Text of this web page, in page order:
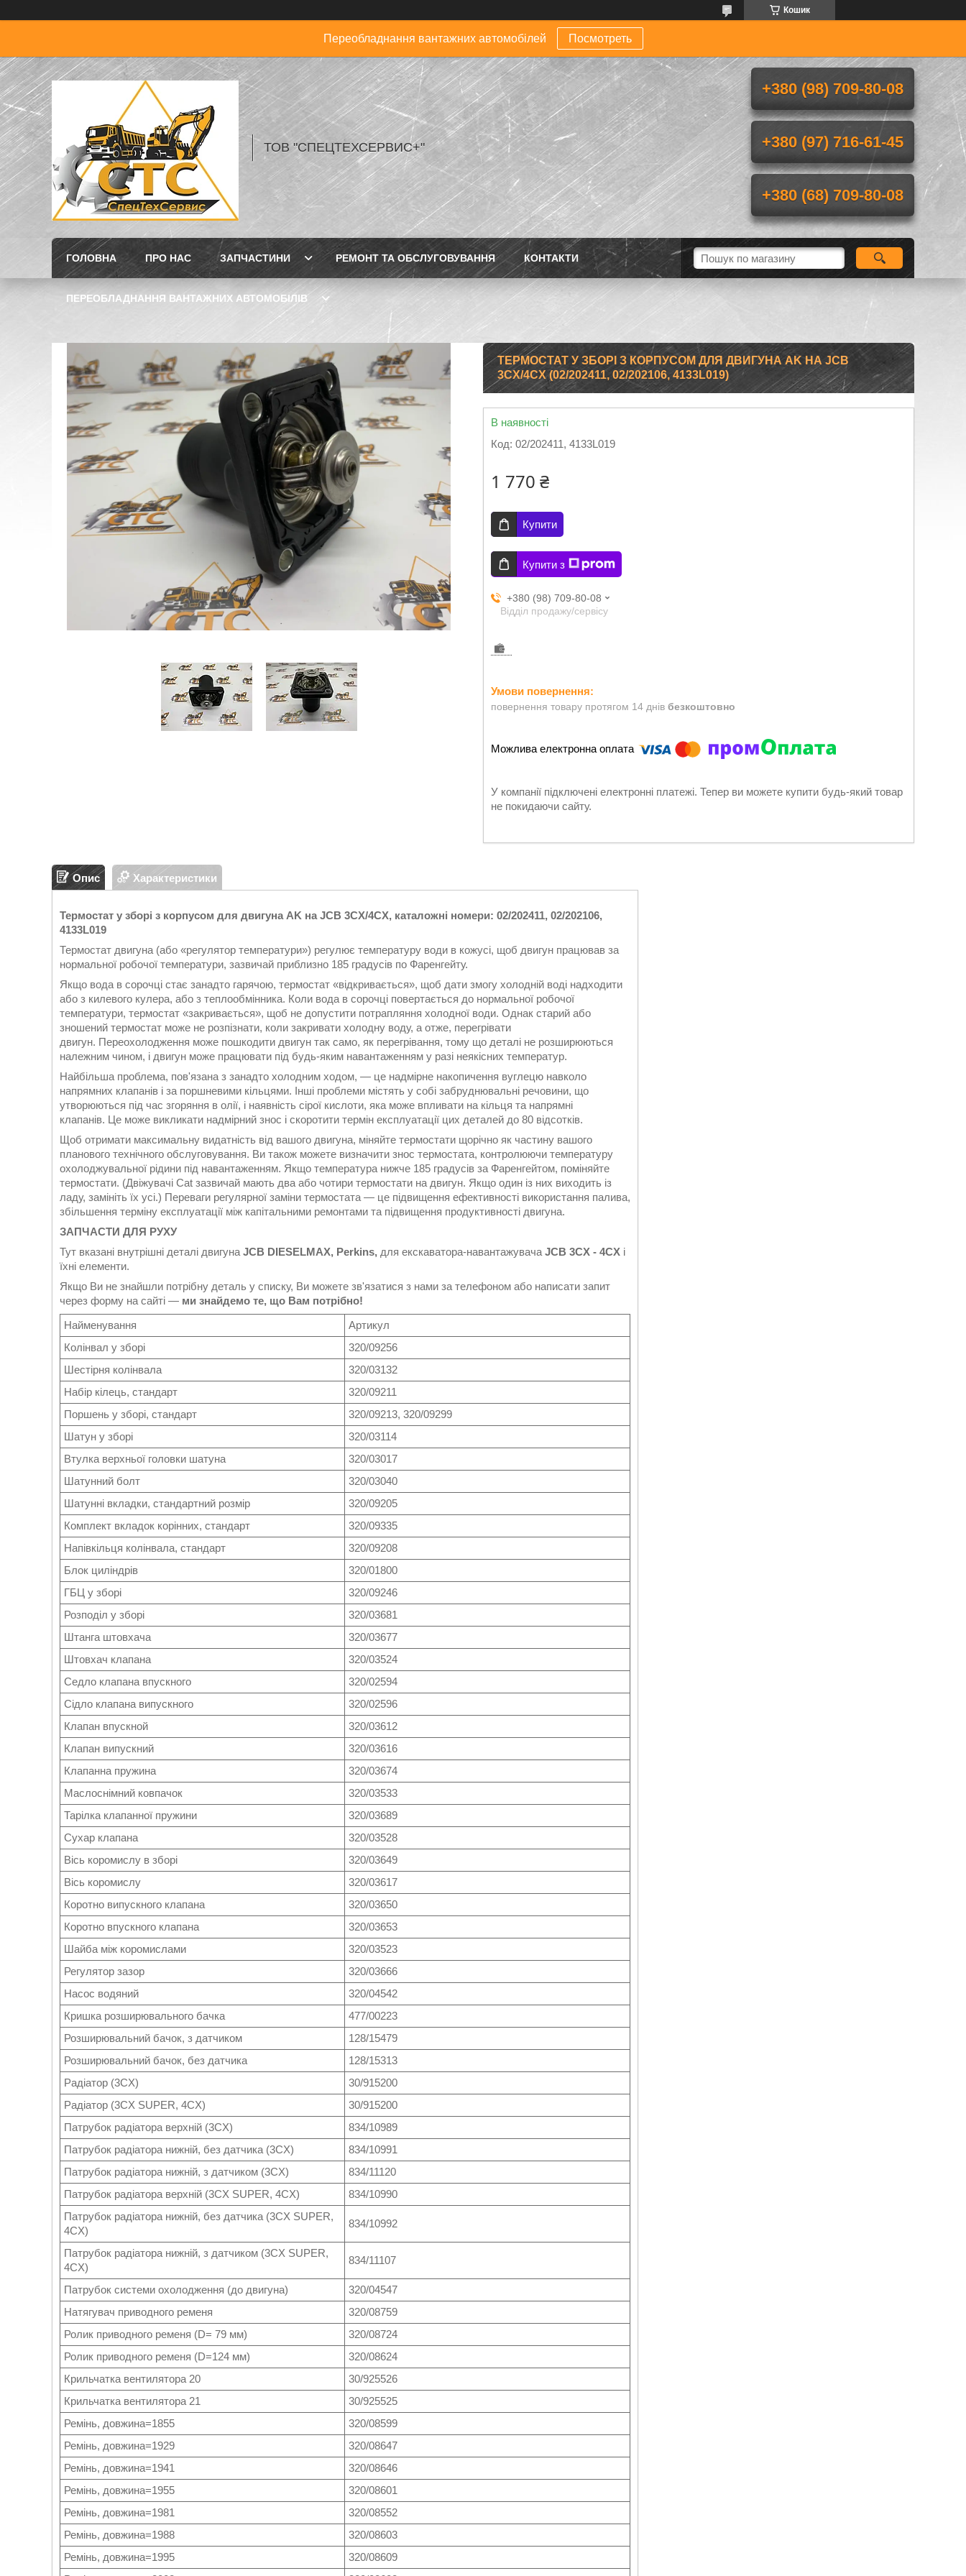
Кошик
Переобладнання вантажних автомобілей Посмотреть
ТОВ "СПЕЦТЕХСЕРВИС+"
+380 (98) 709-80-08
+380 (97) 716-61-45
+380 (68) 709-80-08
ГОЛОВНА ПРО НАС ЗАПЧАСТИНИ РЕМОНТ ТА ОБСЛУГОВУВАННЯ КОНТАКТИ
ПЕРЕОБЛАДНАННЯ ВАНТАЖНИХ АВТОМОБІЛІВ
ТЕРМОСТАТ У ЗБОРІ З КОРПУСОМ ДЛЯ ДВИГУНА AK НА JCB
3CX/4CX (02/202411, 02/202106, 4133L019)
В наявності
Код: 02/202411, 4133L019
1 770 ₴
Купити
Купити з
+380 (98) 709-80-08
Відділ продажу/сервісу
повернення товару протягом 14 днів безкоштовно
У компанії підключені електронні платежі. Тепер ви можете купити будь-який товар
не покидаючи сайту.
Опис Характеристики
Термостат у зборі з корпусом для двигуна AK на JCB 3CX/4CX, каталожні номери: 02/202411, 02/202106,
4133L019
Термостат двигуна (або «регулятор температури») регулює температуру води в кожусі, щоб двигун працював за
нормальної робочої температури, зазвичай приблизно 185 градусів по Фаренгейту.
Якщо вода в сорочці стає занадто гарячою, термостат «відкривається», щоб дати змогу холодній воді надходити
або з килевого кулера, або з теплообмінника. Коли вода в сорочці повертається до нормальної робочої
температури, термостат «закривається», щоб не допустити потрапляння холодної води. Однак старий або
зношений термостат може не розпізнати, коли закривати холодну воду, а отже, перегрівати
двигун. Переохолодження може пошкодити двигун так само, як перегрівання, тому що деталі не розширюються
належним чином, і двигун може працювати під будь-яким навантаженням у разі неякісних температур.
Найбільша проблема, пов'язана з занадто холодним ходом, — це надмірне накопичення вуглецю навколо
напрямних клапанів і за поршневими кільцями. Інші проблеми містять у собі забруднювальні речовини, що
утворюються під час згоряння в олії, і наявність сірої кислоти, яка може впливати на кільця та напрямні
клапанів. Це може викликати надмірний знос і скоротити термін експлуатації цих деталей до 80 відсотків.
Щоб отримати максимальну видатність від вашого двигуна, міняйте термостати щорічно як частину вашого
планового технічного обслуговування. Ви також можете визначити знос термостата, контролюючи температуру
охолоджувальної рідини під навантаженням. Якщо температура нижче 185 градусів за Фаренгейтом, поміняйте
термостати. (Двіжувачі Cat зазвичай мають два або чотири термостати на двигун. Якщо один із них виходить із
ладу, замініть їх усі.) Переваги регулярної заміни термостата — це підвищення ефективності використання палива,
збільшення терміну експлуатації між капітальними ремонтами та підвищення продуктивності двигуна.
ЗАПЧАСТИ ДЛЯ РУХУ
Тут вказані внутрішні деталі двигуна JCB DIESELMAX, Perkins, для екскаватора-навантажувача JCB 3CX - 4CX і
їхні елементи.
Якщо Ви не знайшли потрібну деталь у списку, Ви можете зв'язатися з нами за телефоном або написати запит
через форму на сайті — ми знайдемо те, що Вам потрібно!
Найменування
Артикул
Колінвал у зборі
320/09256
Шестірня колінвала
320/03132
Набір кілець, стандарт
320/09211
Поршень у зборі, стандарт
320/09213, 320/09299
Шатун у зборі
320/03114
Втулка верхньої головки шатуна
320/03017
Шатунний болт
320/03040
Шатунні вкладки, стандартний розмір
320/09205
Комплект вкладок корінних, стандарт
320/09335
Напівкільця колінвала, стандарт
320/09208
Блок циліндрів
320/01800
ГБЦ у зборі
320/09246
Розподіл у зборі
320/03681
Штанга штовхача
320/03677
Штовхач клапана
320/03524
Седло клапана впускного
320/02594
Сідло клапана випускного
320/02596
Клапан впускной
320/03612
Клапан випускний
320/03616
Клапанна пружина
320/03674
Маслоснімний ковпачок
320/03533
Тарілка клапанної пружини
320/03689
Сухар клапана
320/03528
Вісь коромислу в зборі
320/03649
Вісь коромислу
320/03617
Коротно випускного клапана
320/03650
Коротно впускного клапана
320/03653
Шайба між коромислами
320/03523
Регулятор зазор
320/03666
Насос водяний
320/04542
Кришка розширювального бачка
477/00223
Розширювальний бачок, з датчиком
128/15479
Розширювальний бачок, без датчика
128/15313
Радіатор (3CX)
30/915200
Радіатор (3CX SUPER, 4CX)
30/915200
Патрубок радіатора верхній (3CX)
834/10989
Патрубок радіатора нижній, без датчика (3CX)
834/10991
Патрубок радіатора нижній, з датчиком (3CX)
834/11120
Патрубок радіатора верхній (3CX SUPER, 4CX)
834/10990
Патрубок радіатора нижній, без датчика (3CX SUPER,
4CX)
834/10992
Патрубок радіатора нижній, з датчиком (3CX SUPER,
4CX)
834/11107
Патрубок системи охолодження (до двигуна)
320/04547
Натягувач приводного ременя
320/08759
Ролик приводного ременя (D= 79 мм)
320/08724
Ролик приводного ременя (D=124 мм)
320/08624
Крильчатка вентилятора 20
30/925526
Крильчатка вентилятора 21
30/925525
Ремінь, довжина=1855
320/08599
Ремінь, довжина=1929
320/08647
Ремінь, довжина=1941
320/08646
Ремінь, довжина=1955
320/08601
Ремінь, довжина=1981
320/08552
Ремінь, довжина=1988
320/08603
Ремінь, довжина=1995
320/08609